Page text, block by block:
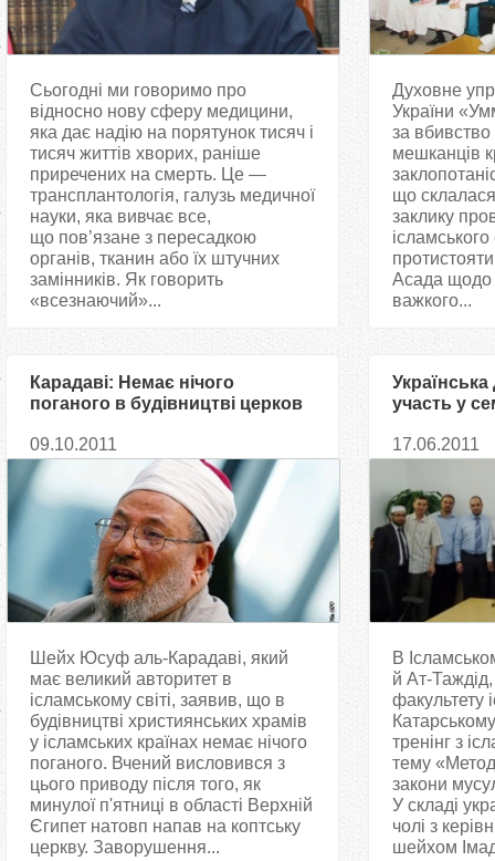
Сьогодні ми говоримо про
відносно нову сферу медицини,
яка дає надію на порятунок тисяч і
тисяч життів хворих, раніше
приречених на смерть. Це —
трансплантологія, галузь медичної
науки, яка вивчає все,
що пов’язане з пересадкою
органів, тканин або їх штучних
замінників. Як говорить
«всезнаючий»...
Духовне
України
за
мешканців
що
заклику
Асада щодо
важкого...
Карадаві: Немає нічого
поганого в будівництві церков
09.10.2011
Шейх Юсуф аль-Карадаві, який
має великий авторитет в
ісламському світі, заявив, що в
будівництві християнських храмів
у ісламських країнах немає нічого
поганого. Вчений висловився з
цього приводу після того, як
минулої п'ятниці в області Верхній
Єгипет натовп напав на коптську
церкву. Заворушення...
Українська
участь у
Аль-
17.06.2011
В
й Ат-
факультету
тренінг з
тему
закони
У складі
чолі з
шейхом